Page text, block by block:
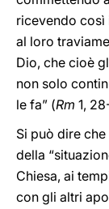
ricevendo così
al loro
Dio, che cioè
non solo
le fa” (Rm 1,
Si può dire
della
Chiesa, ai
con gli altri